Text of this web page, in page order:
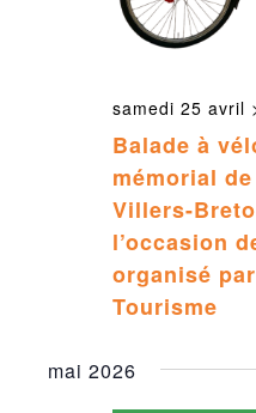
Balade à
mémorial
Villers-
l’occasion
organisé
Tourisme
samedi 25 avril
mai 2026